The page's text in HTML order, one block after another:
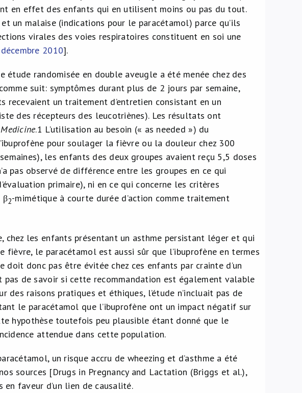
en effet des enfants qui en utilisent moins ou pas du tout.
un malaise (indications pour le paracétamol) parce qu’ils
virales des voies respiratoires constituent en soi une
2010].
randomisée en double aveugle a été menée chez des
suit: symptômes durant plus de 2 jours par semaine,
recevaient un traitement d’entretien consistant en un
des récepteurs des leucotriènes). Les résultats ont
.1 L’utilisation au besoin (« as needed ») du
pour soulager la fièvre ou la douleur chez 300
les enfants des deux groupes avaient reçu 5,5 doses
pas observé de différence entre les groupes en ce qui
primaire), ni en ce qui concerne les critères
β2-mimétique à courte durée d’action comme traitement
les enfants présentant un asthme persistant léger et qui
le paracétamol est aussi sûr que l’ibuprofène en termes
donc pas être évitée chez ces enfants par crainte d’un
pas de savoir si cette recommandation est également valable
des raisons pratiques et éthiques, l’étude n’incluait pas de
le paracétamol que l’ibuprofène ont un impact négatif sur
hypothèse toutefois peu plausible étant donné que le
attendue dans cette population.
un risque accru de wheezing et d’asthme a été
sources [Drugs in Pregnancy and Lactation (Briggs et al.),
en faveur d’un lien de causalité.